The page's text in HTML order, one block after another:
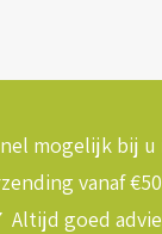
mogelijk bij u
vanaf
Altijd goed